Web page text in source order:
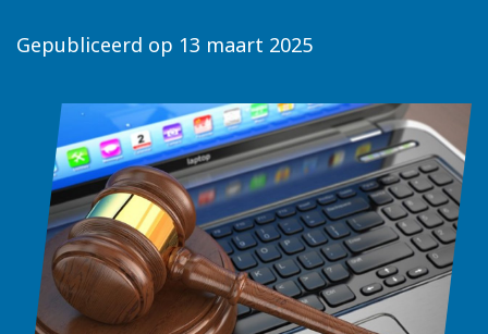
Gepubliceerd op 13 maart 2025